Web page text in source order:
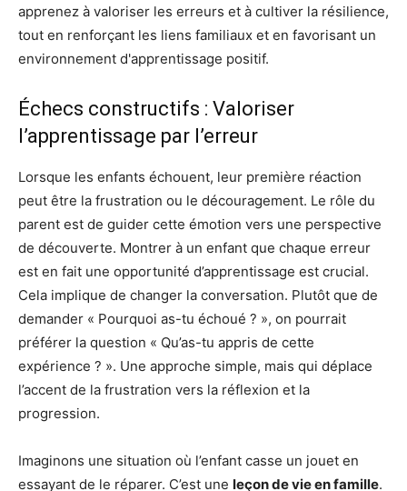
Échecs constructifs : Valoriser
l’apprentissage par l’erreur
Lorsque les enfants échouent, leur première réaction
peut être la frustration ou le découragement. Le rôle du
parent est de guider cette émotion vers une perspective
de découverte. Montrer à un enfant que chaque erreur
est en fait une opportunité d’apprentissage est crucial.
Cela implique de changer la conversation. Plutôt que de
demander « Pourquoi as-tu échoué ? », on pourrait
préférer la question « Qu’as-tu appris de cette
expérience ? ». Une approche simple, mais qui déplace
l’accent de la frustration vers la réflexion et la
progression.
Imaginons une situation où l’enfant casse un jouet en
essayant de le réparer. C’est une leçon de vie en famille.